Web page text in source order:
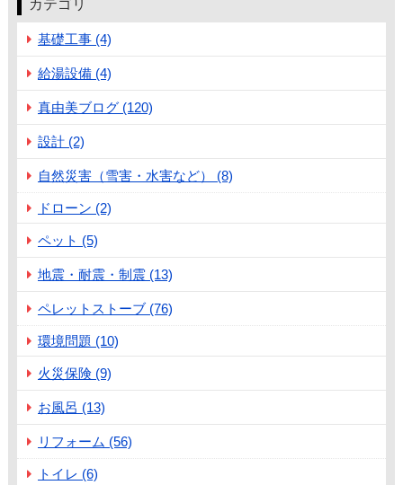
カテゴリ
基礎工事 (4)
給湯設備 (4)
真由美ブログ (120)
設計 (2)
自然災害（雪害・水害など） (8)
ドローン (2)
ペット (5)
地震・耐震・制震 (13)
ペレットストーブ (76)
環境問題 (10)
火災保険 (9)
お風呂 (13)
リフォーム (56)
トイレ (6)